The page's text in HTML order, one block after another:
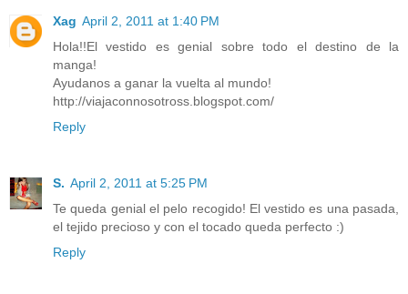
Xag April 2, 2011 at 1:40 PM
Hola!!El vestido es genial sobre todo el destino de la
manga!
Ayudanos a ganar la vuelta al mundo!
http://viajaconnosotross.blogspot.com/
Reply
S. April 2, 2011 at 5:25 PM
Te queda genial el pelo recogido! El vestido es una pasada,
el tejido precioso y con el tocado queda perfecto :)
Reply